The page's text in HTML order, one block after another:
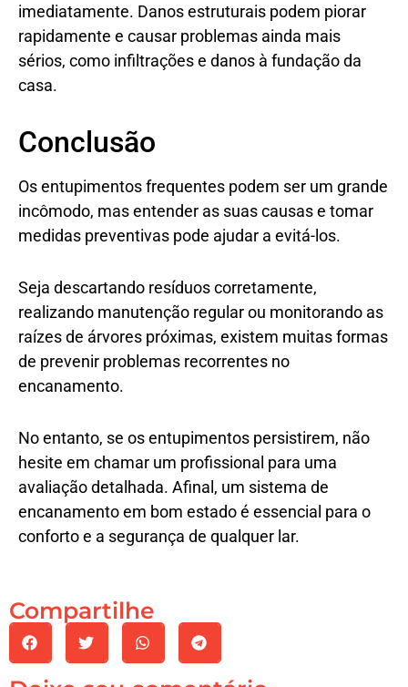
imediatamente. Danos estruturais podem piorar
rapidamente e causar problemas ainda mais
sérios, como infiltrações e danos à fundação da
casa.
Conclusão
Os entupimentos frequentes podem ser um grande
incômodo, mas entender as suas causas e tomar
medidas preventivas pode ajudar a evitá-los.
Seja descartando resíduos corretamente,
realizando manutenção regular ou monitorando as
raízes de árvores próximas, existem muitas formas
de prevenir problemas recorrentes no
encanamento.
No entanto, se os entupimentos persistirem, não
hesite em chamar um profissional para uma
avaliação detalhada. Afinal, um sistema de
encanamento em bom estado é essencial para o
conforto e a segurança de qualquer lar.
Compartilhe